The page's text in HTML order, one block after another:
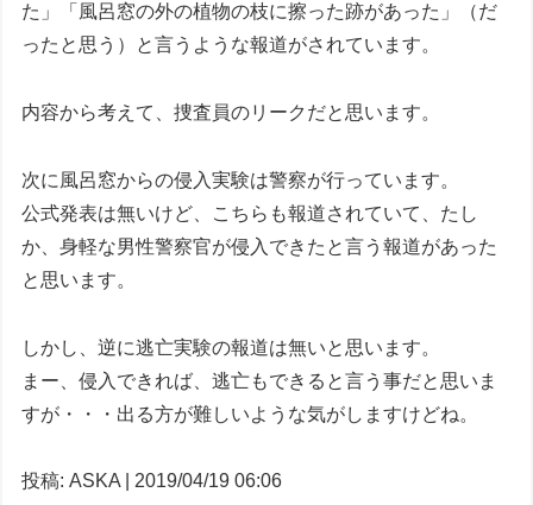
た」「風呂窓の外の植物の枝に擦った跡があった」（だ
ったと思う）と言うような報道がされています。
内容から考えて、捜査員のリークだと思います。
次に風呂窓からの侵入実験は警察が行っています。
公式発表は無いけど、こちらも報道されていて、たし
か、身軽な男性警察官が侵入できたと言う報道があった
と思います。
しかし、逆に逃亡実験の報道は無いと思います。
まー、侵入できれば、逃亡もできると言う事だと思いま
すが・・・出る方が難しいような気がしますけどね。
投稿: ASKA | 2019/04/19 06:06